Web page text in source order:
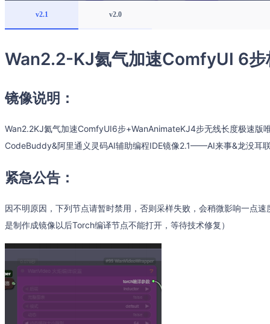
v2.1 v2.0
Wan2.2-KJ氦气加速ComfyUI 6步
镜像说明：
Wan2.2KJ氦气加速ComfyUI6步+WanAnimateKJ4步无线长度极速版
CodeBuddy&阿里通义灵码AI辅助编程IDE镜像2.1——AI来事&龙没耳
紧急公告：
因不明原因，下列节点请暂时禁用，否则采样失败，会稍微影响一点
是制作成镜像以后Torch编译节点不能打开，等待技术修复）